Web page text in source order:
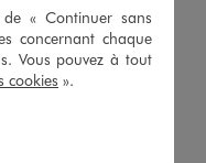
parMarie Ange K.
« Continuer sans
concernant chaque
Vous pouvez à tout
cookies ».